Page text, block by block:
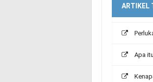
ARTIKEL
Apa